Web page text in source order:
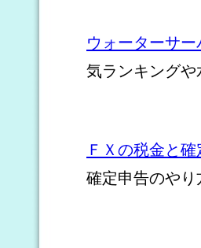
ウォーターサ
気ランキングや
ＦＸの税金と
確定申告のやり